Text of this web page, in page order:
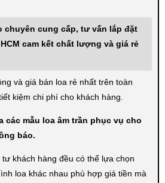
chuyên cung cấp, tư vấn lắp đặt
cam kết chất lượng và giá rẻ
và giá bán loa rẻ nhất trên toàn
kiệm chi phí cho khách hàng.
các mẫu loa âm trần phục vụ cho
báo.
khách hàng đều có thể lựa chọn
loa khác nhau phù hợp giá tiền mà